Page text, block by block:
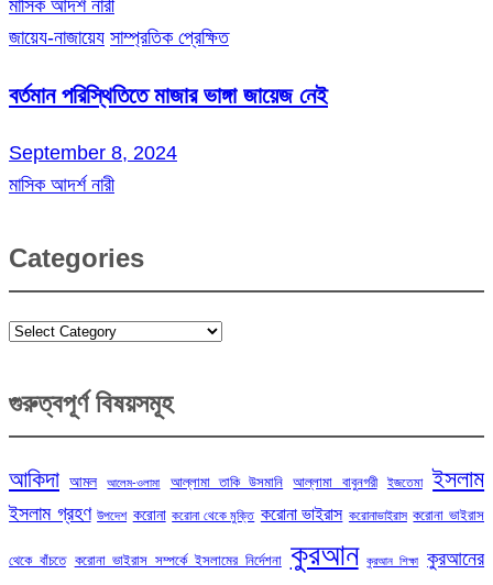
মাসিক আদর্শ নারী
জায়েয-নাজায়েয সাম্প্রতিক প্রেক্ষিত
বর্তমান পরিস্থিতিতে মাজার ভাঙ্গা জায়েজ নেই
September 8, 2024
মাসিক আদর্শ নারী
Categories
Categories
গুরুত্বপূর্ণ বিষয়সমূহ
আকিদা আমল আলেম-ওলামা আল্লামা তাকি উসমানি আল্লামা বাবুনগরী ইজতেমা ইসলাম
ইসলাম গ্রহণ উপদেশ করোনা করোনা থেকে মুক্তি করোনা ভাইরাস করোনাভাইরাস করোনা ভাইরাস
থেকে বাঁচতে করোনা ভাইরাস সম্পর্কে ইসলামের নির্দেশনা কুরআন কুরআন শিক্ষা কুরআনের